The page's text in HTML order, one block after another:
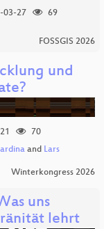
03-27
69
FOSSGIS 2026
und
70
and Lars
Winterkongress 2026
uns
lehrt